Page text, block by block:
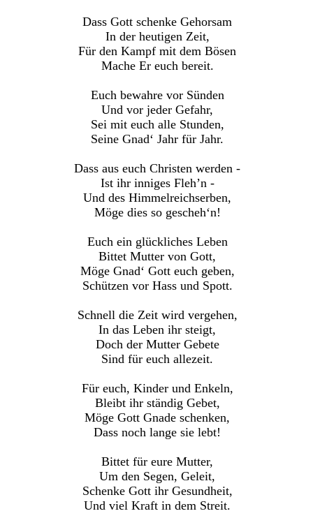
Dass Gott schenke Gehorsam
In der heutigen Zeit,
Für den Kampf mit dem Bösen
Mache Er euch bereit.
Euch bewahre vor Sünden
Und vor jeder Gefahr,
Sei mit euch alle Stunden,
Seine Gnad‘ Jahr für Jahr.
Dass aus euch Christen werden -
Ist ihr inniges Fleh’n -
Und des Himmelreichserben,
Möge dies so gescheh‘n!
Euch ein glückliches Leben
Bittet Mutter von Gott,
Möge Gnad‘ Gott euch geben,
Schützen vor Hass und Spott.
Schnell die Zeit wird vergehen,
In das Leben ihr steigt,
Doch der Mutter Gebete
Sind für euch allezeit.
Für euch, Kinder und Enkeln,
Bleibt ihr ständig Gebet,
Möge Gott Gnade schenken,
Dass noch lange sie lebt!
Bittet für eure Mutter,
Um den Segen, Geleit,
Schenke Gott ihr Gesundheit,
Und viel Kraft in dem Streit.